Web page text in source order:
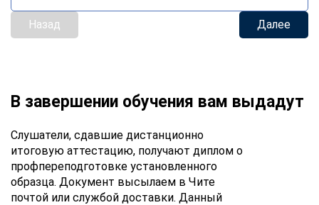
Назад Далее
В завершении обучения вам выдадут
Слушатели, сдавшие дистанционно
итоговую аттестацию, получают диплом о
профпереподготовке установленного
образца. Документ высылаем в Чите
почтой или службой доставки. Данный